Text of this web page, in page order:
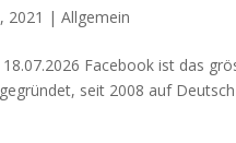
2021 | Allgemein
18.07.2026 Face­book ist das
seit 2008 auf